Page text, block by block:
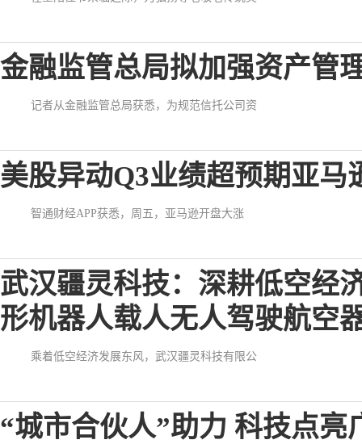
金融监管总局拟加强资产管
记者从金融监管总局获悉，为规范信托公司资
美股异动Q3业绩超预期亚
智通财经APP获悉，周五，亚马逊开盘大涨
武汉疆灵科技：深耕低空经
形机器人载人无人驾驶航空
乘着低空经济发展东风，武汉疆灵科技有限公
“城市合伙人”助力 科技点亮